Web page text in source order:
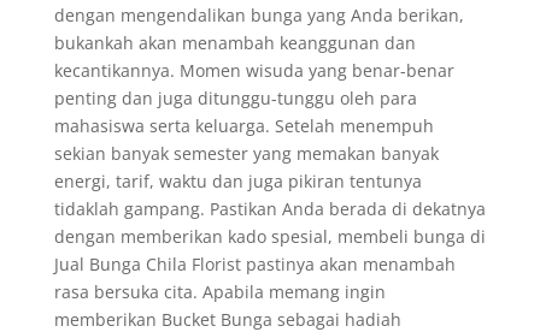
dengan mengendalikan bunga yang Anda berikan,
bukankah akan menambah keanggunan dan
kecantikannya. Momen wisuda yang benar-benar
penting dan juga ditunggu-tunggu oleh para
mahasiswa serta keluarga. Setelah menempuh
sekian banyak semester yang memakan banyak
energi, tarif, waktu dan juga pikiran tentunya
tidaklah gampang. Pastikan Anda berada di dekatnya
dengan memberikan kado spesial, membeli bunga di
Jual Bunga Chila Florist pastinya akan menambah
rasa bersuka cita. Apabila memang ingin
memberikan Bucket Bunga sebagai hadiah